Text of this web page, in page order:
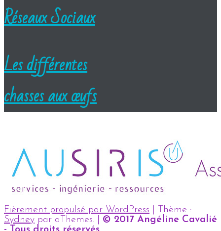
Réseaux Sociaux
Les différentes
chasses aux œufs
Fièrement propulsé par WordPress
Thème :
Sydney par aThemes.
© 2017 Angéline Cavalié